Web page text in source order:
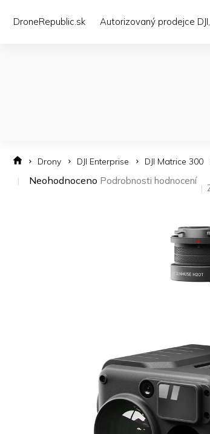
DroneRepublic.sk Autorizovaný prodejce
Drony DJI Enterprise DJI Matrice 300
Průměrné
Neohodnoceno Podrobnosti hodnocení